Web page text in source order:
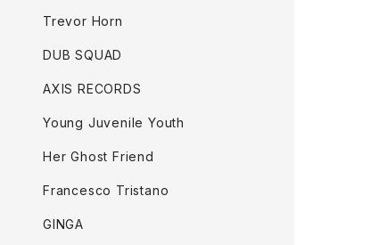
Trevor Horn
DUB SQUAD
AXIS RECORDS
Young Juvenile Youth
Her Ghost Friend
Francesco Tristano
GINGA